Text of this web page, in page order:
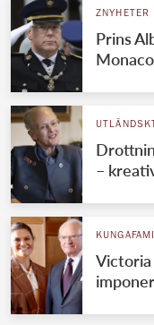
ZNYHETER
Prins
UTLÄNDSKT
–
Victoria